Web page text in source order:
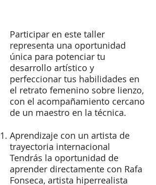
Participar en este taller
representa una oportunidad
única para potenciar tu
desarrollo artístico y
perfeccionar tus habilidades en
el retrato femenino sobre lienzo,
con el acompañamiento cercano
de un maestro en la técnica.
Aprendizaje con un artista de
trayectoria internacional
Tendrás la oportunidad de
aprender directamente con Rafa
Fonseca, artista hiperrealista